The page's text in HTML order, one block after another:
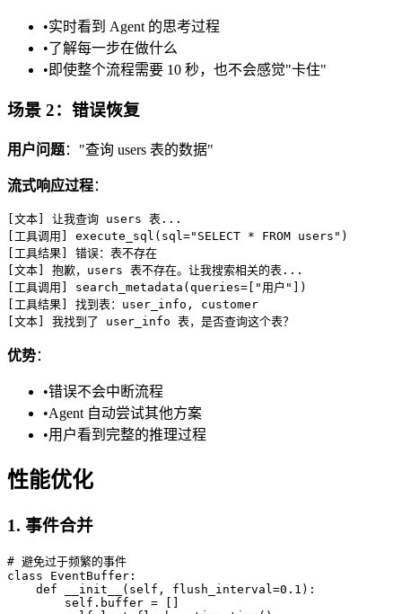
•实时看到 Agent 的思考过程
•了解每一步在做什么
•即使整个流程需要 10 秒，也不会感觉"卡住"
场景 2：错误恢复
用户问题："查询 users 表的数据"
流式响应过程：
[文本] 让我查询 users 表...
[工具调用] execute_sql(sql="SELECT * FROM users")
[工具结果] 错误：表不存在
[文本] 抱歉，users 表不存在。让我搜索相关的表...
[工具调用] search_metadata(queries=["用户"])
[工具结果] 找到表：user_info, customer
优势：
•错误不会中断流程
•Agent 自动尝试其他方案
•用户看到完整的推理过程
性能优化
1. 事件合并
# 避免过于频繁的事件
class EventBuffer:
    def __init__(self, flush_interval=0.1):
        self.buffer = []